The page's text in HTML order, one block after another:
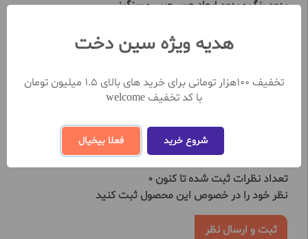
بدون رنگ و بدون ایجاد حس چربی و سنگینی
مرطوب کننده و آبرسان
کمک به شادابی و طراوت پوست
نظرات کاربران
تعداد نظرات ثبت شده تا کنون 0
نظر خود را در خصوص این محصول ثبت کنید
ثبت و ارسال نظر
هدیه ویژه سین دخت
تخفیف 100هزار تومانی برای خرید های بالای 1.5 میلیون تومان
با کد تخفیف welcome
شروع خرید فعلا بیخیال